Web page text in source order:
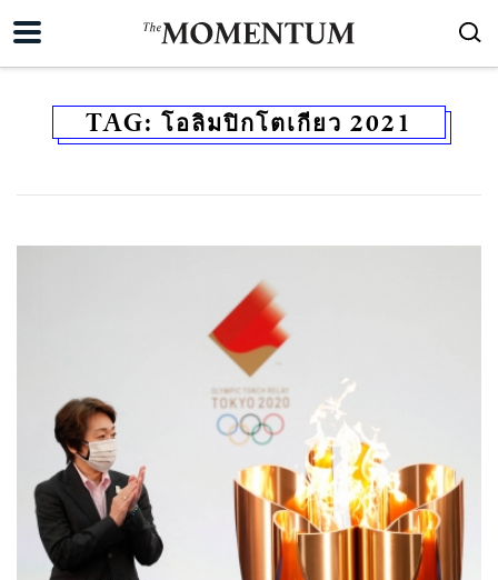
TAG: โอลิมปิกโตเกียว 2021
ค้นหา